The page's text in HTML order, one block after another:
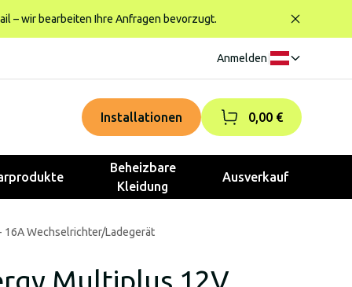
– wir bearbeiten Ihre Anfragen bevorzugt.
Anmelden
Installationen 0,00 €
Beheizbare
Kleidung
Ausverkauf
16A Wechselrichter/Ladegerät
Multiplus 12V